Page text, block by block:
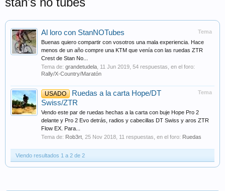
Tema
Al loro con StanNOTubes
Buenas quiero compartir con vosotros una mala experiencia. Hace
menos de un año compre una KTM que venía con las ruedas ZTR
Crest de Stan No...
Tema de: grandetudela 11 Jun 2019 , 54 respuestas, en el foro:
Rally/X-Country/Maratón
Tema
USADO
Ruedas a la carta Hope/DT
Swiss/ZTR
Vendo este par de ruedas hechas a la carta con buje Hope Pro 2
delante y Pro 2 Evo detrás, radios y cabecillas DT Swiss y aros ZTR
Flow EX. Para...
Tema de: Rob3rt 25 Nov 2018 , 11 respuestas, en el foro: Ruedas
Viendo resultados 1 a 2 de 2